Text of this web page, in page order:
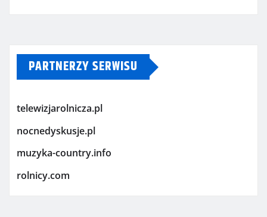
PARTNERZY SERWISU
telewizjarolnicza.pl
nocnedyskusje.pl
muzyka-country.info
rolnicy.com